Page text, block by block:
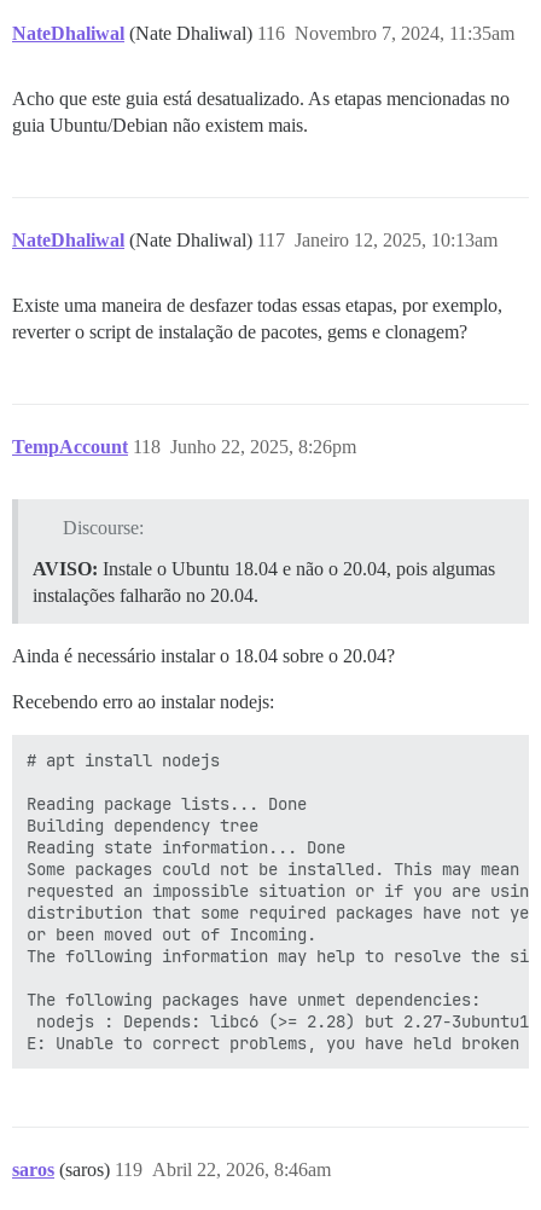
NateDhaliwal (Nate Dhaliwal) Novembro 7, 2024, 11:35am
116
Acho que este guia está desatualizado. As etapas mencionadas no
guia Ubuntu/Debian não existem mais.
NateDhaliwal (Nate Dhaliwal) Janeiro 12, 2025, 10:13am
117
Existe uma maneira de desfazer todas essas etapas, por exemplo,
reverter o script de instalação de pacotes, gems e clonagem?
TempAccount Junho 22, 2025, 8:26pm
118
Discourse:
AVISO: Instale o Ubuntu 18.04 e não o 20.04, pois algumas
instalações falharão no 20.04.
Ainda é necessário instalar o 18.04 sobre o 20.04?
Recebendo erro ao instalar nodejs:
# apt install nodejs
Reading package lists... Done
Building dependency tree
Reading state information... Done
Some packages could not be installed. This may mean
requested an impossible situation or if you are
distribution that some required packages have not yet
or been moved out of Incoming.
The following information may help to resolve the
The following packages have unmet dependencies:
nodejs : Depends: libc6 (>= 2.28) but 2.27-
E: Unable to correct problems, you have held broken
saros (saros) Abril 22, 2026, 8:46am
119